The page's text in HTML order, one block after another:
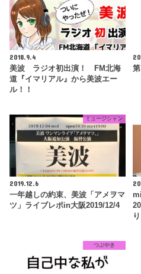
2018.9.4
美波 ラジオ初出演！ FM北海
道『イマリアル』から美波エー
ル！！
ミュージシャン
2019.12.6
一年越しの約束、美波「アメヲマ
ツ」ライブレポin大阪2019/12/4
り
つぶやき